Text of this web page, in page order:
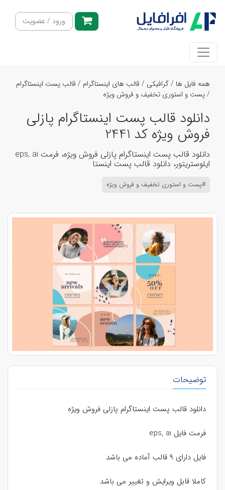
ورود / عضویت
همه فایل ها /گرافیکی / قالب های اینستاگرام / قالب پست اینستاگرام
/پست و استوری تخفیف و فروش ویژه
دانلود قالب پست اینستاگرام پازلی
فروش ویژه کد 2441
دانلود قالب پست اینستاگرام پازلی فروش ویژه، فرمت eps, ai
ایلوستریتور، دانلود قالب پست اینستا
#پست و استوری تخفیف و فروش ویژه
توضیحات
دانلود قالب پست اینستاگرام پازلی فروش ویژه
فرمت فایل eps, ai
فایل دارای ۹ قالب آماده می باشد
کاملا قابل ویرایش و تغییر می باشد